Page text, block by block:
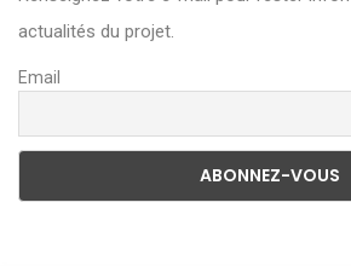
actualités du projet.
Email